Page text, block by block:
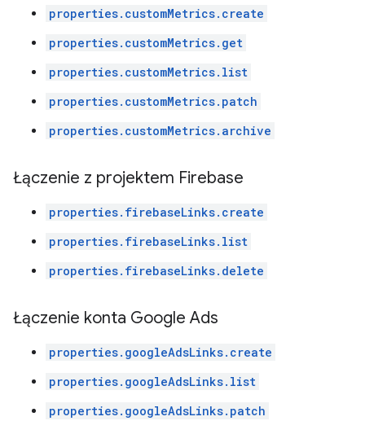
properties.customMetrics.create
properties.customMetrics.get
properties.customMetrics.list
properties.customMetrics.patch
properties.customMetrics.archive
Łączenie z projektem Firebase
properties.firebaseLinks.create
properties.firebaseLinks.list
properties.firebaseLinks.delete
Łączenie konta Google Ads
properties.googleAdsLinks.create
properties.googleAdsLinks.list
properties.googleAdsLinks.patch